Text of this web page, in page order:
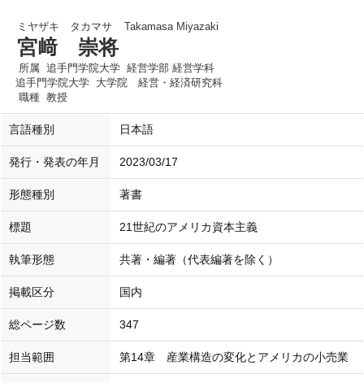
ミヤザキ タカマサ Takamasa Miyazaki
宮﨑 崇将
所属 追手門学院大学 経営学部 経営学科
追手門学院大学 大学院 経営・経済研究科
職種 教授
言語種別 日本語
発行・発表の年月 2023/03/17
形態種別 著書
標題 21世紀のアメリカ資本主義
執筆形態 共著・編著（代表編著を除く）
掲載区分 国内
総ページ数 347
担当範囲 第14章 産業構造の変化とアメリカの小売業